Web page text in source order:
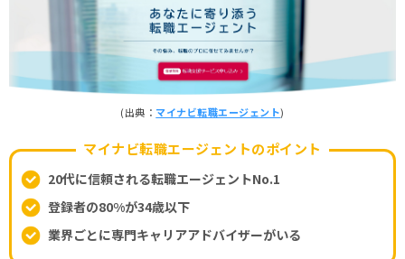
(出典： マイナビ転職エージェント)
マイナビ転職エージェントのポイント
20代に信頼される転職エージェントNo.1
登録者の80%が34歳以下
業界ごとに専門キャリアアドバイザーがいる